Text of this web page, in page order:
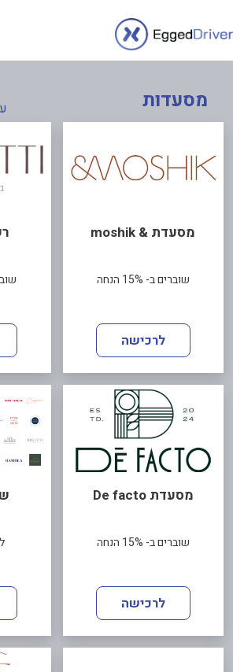
מסעדות
מסעדת & moshik
שוברים ב- 15% הנחה
לרכישה
מסעדת De facto
שוברים ב- 15% הנחה
לרכישה